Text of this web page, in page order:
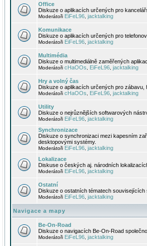
Office
Diskuze o aplikacích určených pro
Moderátoři EiFeL96 jacktalking
Komunikace
Diskuze o aplikacích určených pro
Moderátoři EiFeL96 jacktalking
Multimédia
Diskuze o multimediálně zaměřených
Moderátoři cHaOOs EiFeL96 jacktalking
Hry a volný čas
Diskuze o aplikacích určených pro zábavu,
Moderátoři cHaOOs EiFeL96 jacktalking
Utility
Diskuze o nejrůznějších softwarových
Moderátoři EiFeL96 jacktalking
Synchronizace
Diskuze o synchronizaci mezi kapesním
desktopovými systémy.
Moderátoři EiFeL96 jacktalking
Lokalizace
Diskuse o českých aj. národních
Moderátoři EiFeL96 jacktalking
Ostatní
Diskuze o ostatních tématech souvisejících
Moderátoři EiFeL96 jacktalking
Navigace a mapy
Be-On-Road
Diskuze o navigacích Be-On-Road
Moderátoři EiFeL96 jacktalking